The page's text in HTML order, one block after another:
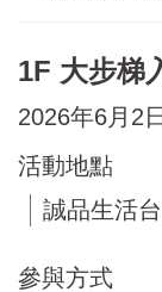
1F 大步梯
2026年6月2
活動地點
誠品生活
參與方式